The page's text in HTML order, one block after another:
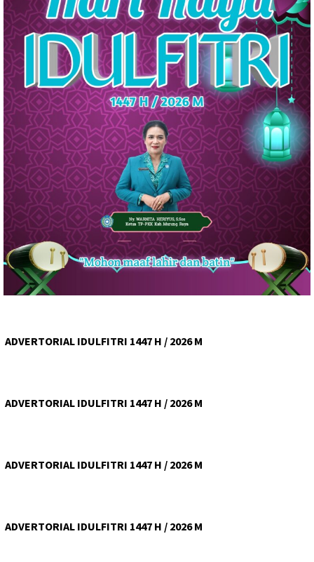
ADVERTORIAL IDULFITRI 1447 H / 2026 M
ADVERTORIAL IDULFITRI 1447 H / 2026 M
ADVERTORIAL IDULFITRI 1447 H / 2026 M
ADVERTORIAL IDULFITRI 1447 H / 2026 M